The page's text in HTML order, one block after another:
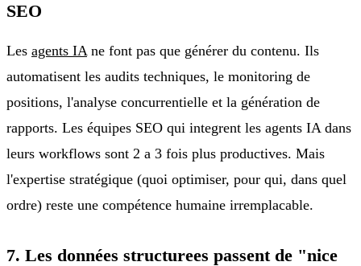
SEO
Les agents IA ne font pas que générer du contenu. Ils
automatisent les audits techniques, le monitoring de
positions, l'analyse concurrentielle et la génération de
rapports. Les équipes SEO qui integrent les agents IA dans
leurs workflows sont 2 a 3 fois plus productives. Mais
l'expertise stratégique (quoi optimiser, pour qui, dans quel
ordre) reste une compétence humaine irremplacable.
7. Les données structurees passent de "nice